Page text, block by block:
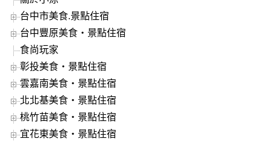
台中市美食.景點住宿
台中豐原美食‧景點住宿
食尚玩家
彰投美食‧景點住宿
雲嘉南美食‧景點住宿
北北基美食‧景點住宿
桃竹苗美食‧景點住宿
宜花東美食‧景點住宿